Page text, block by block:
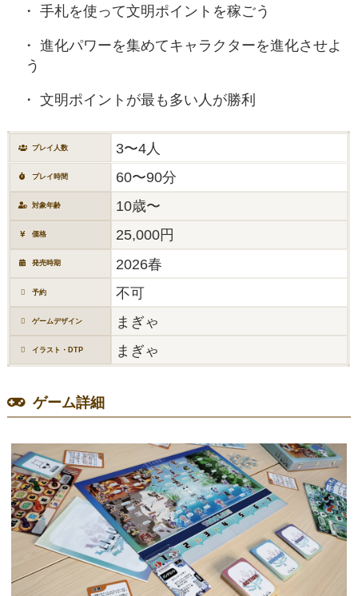
手札を使って文明ポイントを稼ごう
進化パワーを集めてキャラクターを進化させよ
う
文明ポイントが最も多い人が勝利
プレイ人数 3〜4人
プレイ時間 60〜90分
対象年齢 10歳〜
価格 25,000円
発売時期 2026春
予約 不可
ゲームデザイン まぎゃ
イラスト・DTP まぎゃ
ゲーム詳細